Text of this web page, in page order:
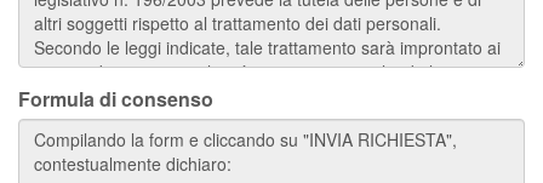
Formula di consenso